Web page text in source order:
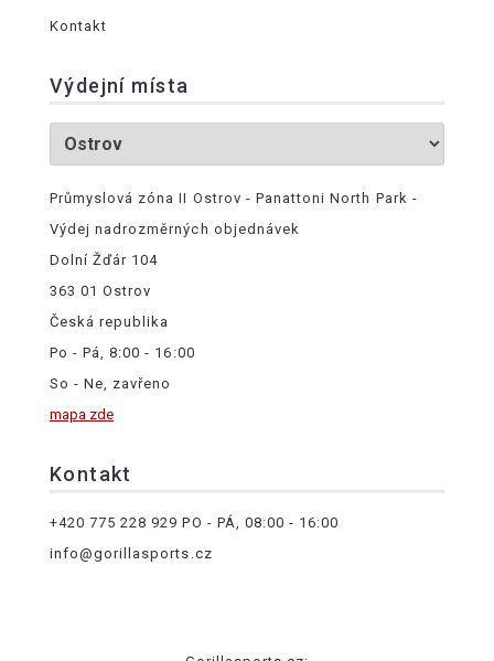
Kontakt
Výdejní místa
Průmyslová zóna II Ostrov - Panattoni North Park -
Výdej nadrozměrných objednávek
Dolní Žďár 104
363 01 Ostrov
Česká republika
Po - Pá, 8:00 - 16:00
So - Ne, zavřeno
mapa zde
Kontakt
+420 775 228 929 PO - PÁ, 08:00 - 16:00
info@gorillasports.cz